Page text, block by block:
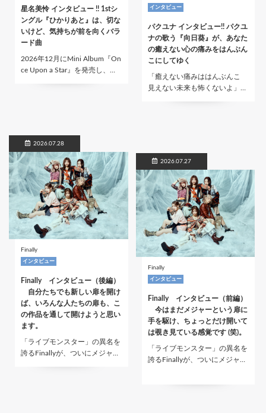
星名美怜 インタビュー !! 1stシ
ングル『ひかりあと』は、切な
いけど、気持ちが前を向くバラ
ード曲
2026年12月にMini Album『On
ce Upon a Star』を発売し、…
インタビュー
パクユナ インタビュー!! パクユ
ナの歌う『向日葵』が、あなた
の癒えない心の痛みをはんぶん
こにしてゆく
「癒えない痛みははんぶんこ
見えない未来も怖くないよ」…
2026.07.28
Finally
インタビュー
Finally インタビュー（後編）
自分たちでも新しい扉を開け
ば、いろんな人たちの扉も、こ
の作品を通して開けようと思い
ます。
「ライブモンスター」の異名を
誇るFinallyが、ついにメジャ…
2026.07.27
Finally
インタビュー
Finally インタビュー（前編）
今はまだメジャーという扉に
手を駆け、ちょっとだけ開いて
は覗き見ている感覚です (笑)。
「ライブモンスター」の異名を
誇るFinallyが、ついにメジャ…